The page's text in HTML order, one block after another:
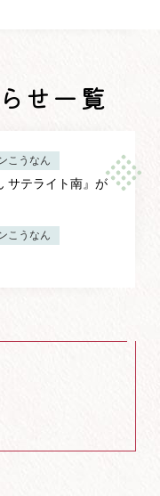
せ一覧
こうなん
サテライト南』が
こうなん